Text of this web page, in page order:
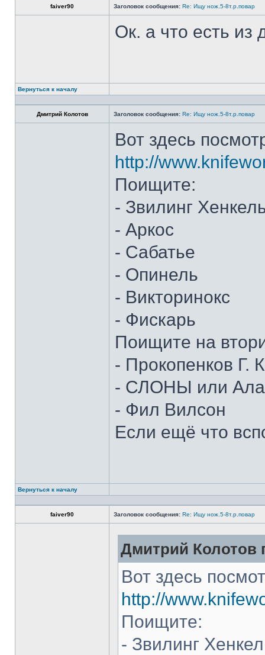
faiver90 Заголовок сообщения: Re: Ищу нож.5-8т.р.повар
Ок. а что есть из
Вернуться к началу
Дмитрий Колотов Заголовок сообщения: Re: Ищу нож.5-8т.р.повар
Вот здесь
http://
Поищите:
- Звилинг
- Аркос
- Сабатье
- Опинель
- Викторинокс
- Фискарь
Поищите на
- Прокопенков Г.
- СЛОНЫ или
- Фил Вилсон
Если ещё что
Вернуться к началу
faiver90 Заголовок сообщения: Re: Ищу нож.5-8т.р.повар
Дмитрий Колотов
Вот здесь
http://
Поищите:
- Звилинг